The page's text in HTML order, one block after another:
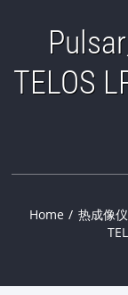
TELOS
Home / 热成像仪